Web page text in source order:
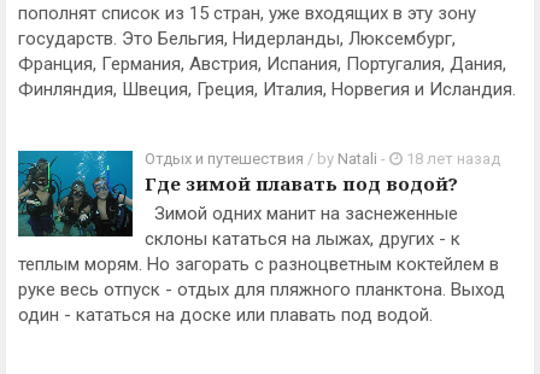
пополнят список из 15 стран, уже входящих в эту зону
государств. Это Бельгия, Нидерланды, Люксембург,
Франция, Германия, Австрия, Испания, Португалия, Дания,
Финляндия, Швеция, Греция, Италия, Норвегия и Исландия.
Отдых и путешествия / by Natali - 18 лет назад
Где зимой плавать под водой?
Зимой одних манит на заснеженные
склоны кататься на лыжах, других - к
теплым морям. Но загорать с разноцветным коктейлем в
руке весь отпуск - отдых для пляжного планктона. Выход
один - кататься на доске или плавать под водой.